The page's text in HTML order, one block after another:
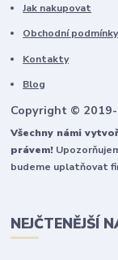
Jak nakupovat
Obchodní podmínky
Kontakty
Blog
Copyright ©
Všechny námi
právem!
budeme uplatňovat
NEJČTENĚJŠÍ